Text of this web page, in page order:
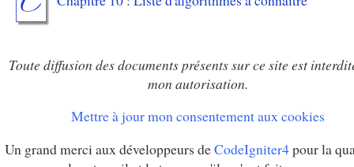
Toute diffusion des documents présents sur ce site est
mon autorisation.
Mettre à jour mon consentement aux cookies
Un grand merci aux développeurs deCodeIgniter4pour la